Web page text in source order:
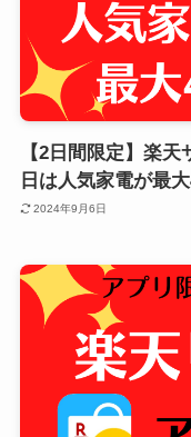
【2日間限定】楽
日は人気家電が最
2024年9月6日